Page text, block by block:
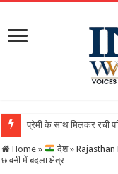
Home » देश » Rajasthan
छावनी में बदला क्षेत्र